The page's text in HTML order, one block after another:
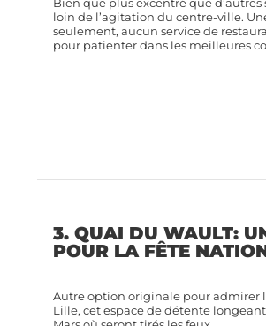
loin de l’agitation du centre-ville.
seulement, aucun service de
pour patienter dans les meilleures
3. QUAI DU WAULT:
POUR LA FÊTE
Autre option originale pour admirer
Lille, cet espace de détente